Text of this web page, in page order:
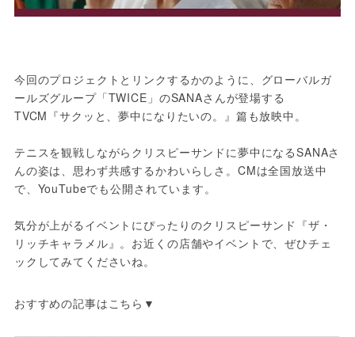
今回のプロジェクトとリンクするかのように、グローバルガ
ールズグループ「TWICE」のSANAさんが登場する
TVCM『サクッと、夢中になりたいの。』篇も放映中。
テニスを観戦しながらクリスピーサンドに夢中になるSANAさ
んの姿は、思わず共感するかわいらしさ。CMは全国放送中
で、YouTubeでも公開されています。
気分が上がるイベントにぴったりのクリスピーサンド『ザ・
リッチキャラメル』。お近くの店舗やイベントで、ぜひチェ
ックしてみてくださいね。
おすすめの記事はこちら▼